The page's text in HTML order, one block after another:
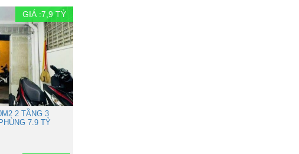
GIÁ :7,9TỶ
2 TẦNG 3
7.9 TỶ